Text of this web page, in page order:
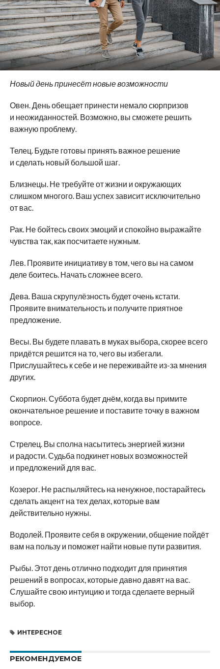
Новый день принесёт новые возможности
Овен. День обещает принести немало сюрпризов
и неожиданностей. Возможно, вы сможете решить
важную проблему.
Телец. Будьте готовы принять важное решение
и сделать новый большой шаг.
Близнецы. Не требуйте от жизни и окружающих
слишком многого. Ваш успех зависит исключительно
от вас.
Рак. Не бойтесь своих эмоций и спокойно выражайте
чувства так, как посчитаете нужным.
Лев. Проявите инициативу в том, чего вы на самом
деле боитесь. Начать сложнее всего.
Дева. Ваша скрупулёзность будет очень кстати.
Проявите внимательность и получите приятное
предложение.
Весы. Вы будете плавать в муках выбора, скорее всего
придётся решится на то, чего вы избегали.
Прислушайтесь к себе и не переживайте из-за мнения
других.
Скорпион. Суббота будет днём, когда вы примите
окончательное решение и поставите точку в важном
вопросе.
Стрелец. Вы сполна насытитесь энергией жизни
и радости. Судьба подкинет новых возможностей
и предложений для вас.
Козерог. Не распыляйтесь на ненужное, постарайтесь
сделать акцент на тех делах, которые вам
действительно нужны.
Водолей. Проявите себя в окружении, общение пойдёт
вам на пользу и поможет найти новые пути развития.
Рыбы. Этот день отлично подходит для принятия
решений в вопросах, которые давно давят на вас.
Слушайте свою интуицию и тогда сделаете верный
выбор.
ИНТЕРЕСНОЕ
РЕКОМЕНДУЕМОЕ